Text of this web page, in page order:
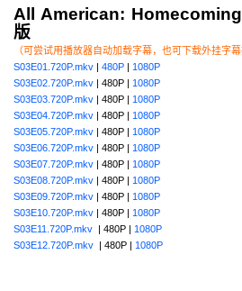
All American:
版
（可尝试用播放器自动加载字幕，也可下载外挂字幕
S03E01.720P.mkv | 480P | 1080P
S03E02.720P.mkv | 480P | 1080P
S03E03.720P.mkv | 480P | 1080P
S03E04.720P.mkv | 480P | 1080P
S03E05.720P.mkv | 480P | 1080P
S03E06.720P.mkv | 480P | 1080P
S03E07.720P.mkv | 480P | 1080P
S03E08.720P.mkv | 480P | 1080P
S03E09.720P.mkv | 480P | 1080P
S03E10.720P.mkv | 480P | 1080P
S03E11.720P.mkv | 480P | 1080P
S03E12.720P.mkv | 480P | 1080P